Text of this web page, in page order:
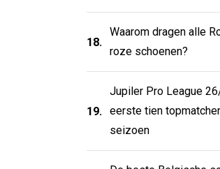
18.
Waarom dragen alle
roze schoenen?
19.
Jupiler Pro League
eerste tien
seizoen